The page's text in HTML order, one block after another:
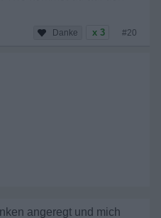
x 3 #20
angeregt und mich